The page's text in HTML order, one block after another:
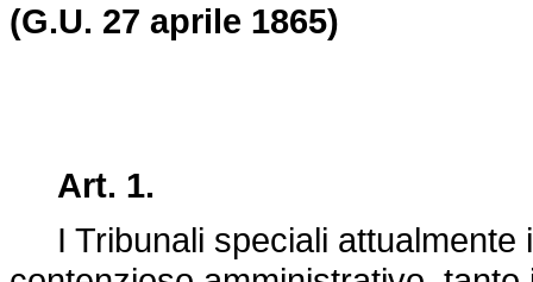
(G.U. 27 aprile 1865)
Art. 1.
I Tribunali speciali attualmente